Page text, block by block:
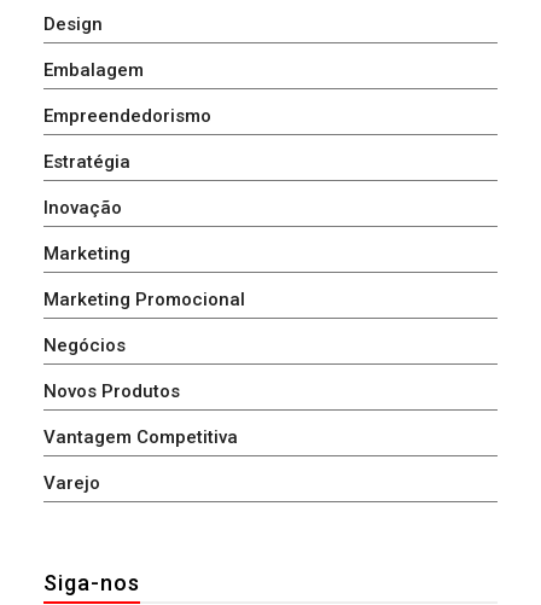
Design
Embalagem
Empreendedorismo
Estratégia
Inovação
Marketing
Marketing Promocional
Negócios
Novos Produtos
Vantagem Competitiva
Varejo
Siga-nos